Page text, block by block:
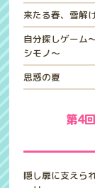
来たる春、雪解
自分探しゲーム
シモノ～
思惑の夏
第4
隠し扉に支えら